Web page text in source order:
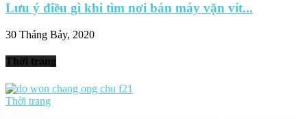
Lưu ý điều gì khi tìm nơi bán máy vặn vít...
30 Tháng Bảy, 2020
Thời trang
Thời trang